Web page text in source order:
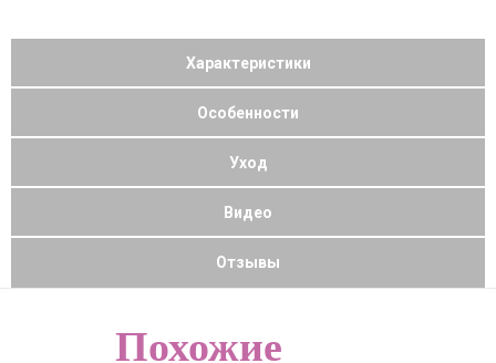
Характеристики
Особенности
Уход
Видео
Отзывы
Похожие